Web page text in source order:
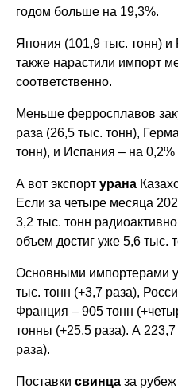
годом больше на 19,3%.
Япония (101,9 тыс. тонн) и
также нарастили импорт
соответственно.
Меньше ферросплавов
раза (26,5 тыс. тонн),
тонн), и Испания – на 0,2%
А вот экспортурана
Если за четыре месяца
3,2 тыс. тонн
объем достиг уже 5,6 тыс.
Основными импортерами
тыс. тонн (+3,7 раза),
Франция – 905 тонн
тонны (+25,5 раза). А
раза).
Поставкисвинца за